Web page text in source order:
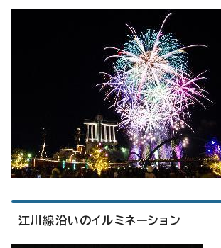
江川線沿いのイルミネーション